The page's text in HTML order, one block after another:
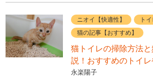
ニオイ【快適性】
ト
猫の記事【おすすめ】
猫トイレの掃除方法
説！おすすめのトイ
永楽陽子